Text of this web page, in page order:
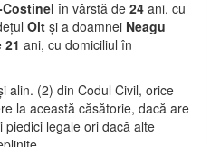
în vârstă de 24 ani, cu
Olt și a doamnei Neagu
21 ani, cu domiciliul în
alin. (2) din Codul Civil, orice
la această căsătorie, dacă are
legale ori dacă alte